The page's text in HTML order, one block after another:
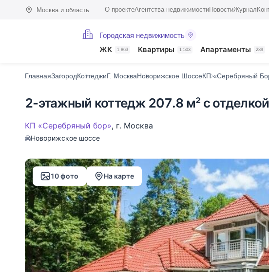
Москва и область О проектеАгентства недвижимостиНовостиЖурнал
Городская недвижимость
ЖК 1 863 Квартиры 1 503 Апартаменты 239
ГлавнаяЗагородКоттеджиГ. МоскваНоворижское ШоссеКП «Серебряный
2-этажный коттедж 207.8 м² с отделкой
КП «Серебряный бор», г. Москва
Новорижское шоссе
10 фото На карте
ХарактеристикиОписаниеО поселкеНа карте